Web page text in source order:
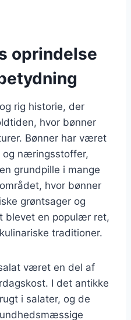
oprindelse
rig historie, der
hvor bønner
Bønner har været
og næringsstoffer,
grundpille i mange
hvor bønner
grøntsager og
blevet en populær ret,
traditioner.
været en del af
I det antikke
i salater, og de